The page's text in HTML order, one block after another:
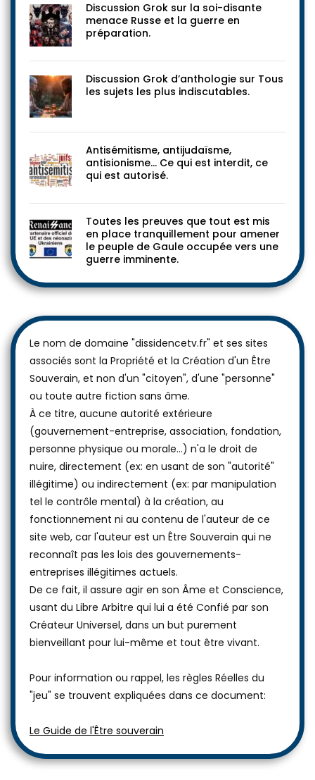
Discussion Grok sur la soi-disante
menace Russe et la guerre en
préparation.
Discussion Grok d’anthologie sur Tous
les sujets les plus indiscutables.
Antisémitisme, antijudaïsme,
antisionisme… Ce qui est interdit, ce
qui est autorisé.
Toutes les preuves que tout est mis
en place tranquillement pour amener
le peuple de Gaule occupée vers une
guerre imminente.
Le nom de domaine "dissidencetv.fr" et ses sites
associés sont la Propriété et la Création d'un Être
Souverain, et non d'un "citoyen", d'une "personne"
ou toute autre fiction sans âme.
À ce titre, aucune autorité extérieure
(gouvernement-entreprise, association, fondation,
personne physique ou morale...) n'a le droit de
nuire, directement (ex: en usant de son "autorité"
illégitime) ou indirectement (ex: par manipulation
tel le contrôle mental) à la création, au
fonctionnement ni au contenu de l'auteur de ce
site web, car l'auteur est un Être Souverain qui ne
reconnaît pas les lois des gouvernements-
entreprises illégitimes actuels.
De ce fait, il assure agir en son Âme et Conscience,
usant du Libre Arbitre qui lui a été Confié par son
Créateur Universel, dans un but purement
bienveillant pour lui-même et tout être vivant.
Pour information ou rappel, les règles Réelles du
"jeu" se trouvent expliquées dans ce document:
Le Guide de l'Être souverain